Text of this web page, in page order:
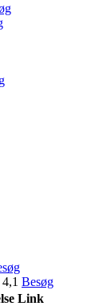
Besøg
Link